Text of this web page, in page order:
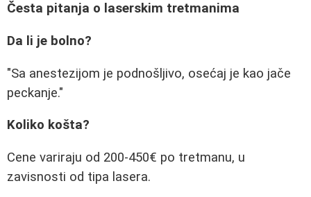
Česta pitanja o laserskim tretmanima
Da li je bolno?
"Sa anestezijom je podnošljivo, osećaj je kao jače
peckanje."
Koliko košta?
Cene variraju od 200-450€ po tretmanu, u
zavisnosti od tipa lasera.